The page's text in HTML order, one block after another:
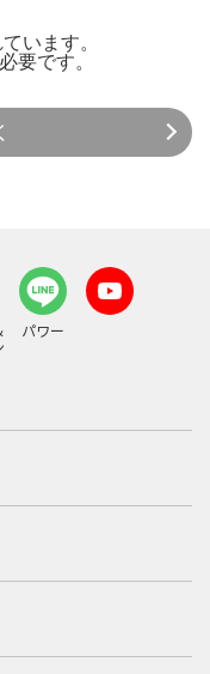
います。
要です。
パワー